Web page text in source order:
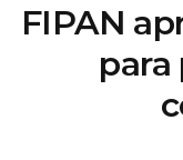
FIPAN
para